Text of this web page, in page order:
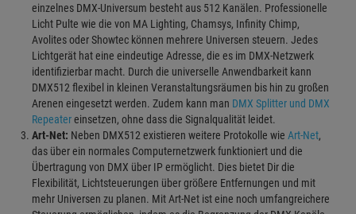
einzelnes DMX-Universum besteht aus 512 Kanälen. Professionelle
Licht Pulte wie die von MA Lighting, Chamsys, Infinity Chimp,
Avolites oder Showtec können mehrere Universen steuern. Jedes
Lichtgerät hat eine eindeutige Adresse, die es im DMX-Netzwerk
identifizierbar macht. Durch die universelle Anwendbarkeit kann
DMX512 flexibel in kleinen Veranstaltungsräumen bis hin zu großen
Arenen eingesetzt werden. Zudem kann man DMX Splitter und DMX
Repeatereinsetzen, ohne dass die Signalqualität leidet.
Art-Net: Neben DMX512 existieren weitere Protokolle wie Art-Net,
das über ein normales Computernetzwerk funktioniert und die
Übertragung von DMX über IP ermöglicht. Dies bietet Dir die
Flexibilität, Lichtsteuerungen über größere Entfernungen und mit
mehr Universen zu planen. Mit Art-Net ist eine noch umfangreichere